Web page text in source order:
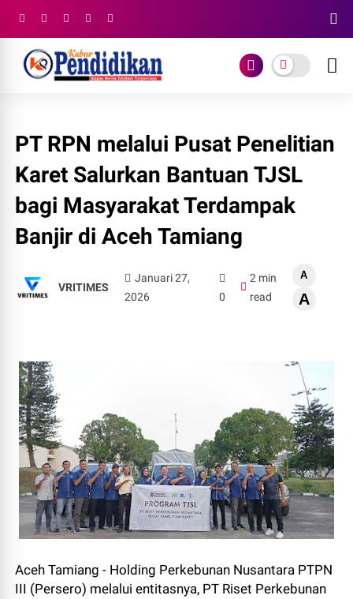
PT RPN melalui Pusat Penelitian
Karet Salurkan Bantuan TJSL
bagi Masyarakat Terdampak
Banjir di Aceh Tamiang
VRITIMES
Januari 27,
2026
0
2 min
read
A
A
Aceh Tamiang - Holding Perkebunan Nusantara PTPN
III (Persero) melalui entitasnya, PT Riset Perkebunan